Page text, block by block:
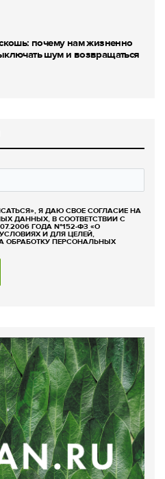
почему нам жизненно
шум и возвращаться
Я ДАЮ СВОЕ СОГЛАСИЕ НА
ДАННЫХ, В СООТВЕТСТВИИ С
ГОДА №152-ФЗ «О
И ДЛЯ ЦЕЛЕЙ,
ОБРАБОТКУ ПЕРСОНАЛЬНЫХ